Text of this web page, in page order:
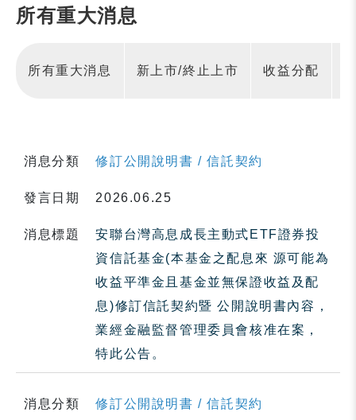
所有重大消息
所有重大消息 新上市/終止上市 收益分配
消息分類 修訂公開說明書 / 信託契約
發言日期 2026.06.25
消息標題
安聯台灣高息成長主動式ETF證券投
資信託基金(本基金之配息來 源可能為
收益平準金且基金並無保證收益及配
息)修訂信託契約暨 公開說明書內容，
業經金融監督管理委員會核准在案，
特此公告。
消息分類 修訂公開說明書 / 信託契約